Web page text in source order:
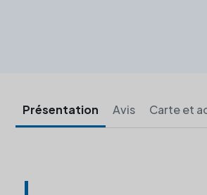
Présentation Avis Carte et